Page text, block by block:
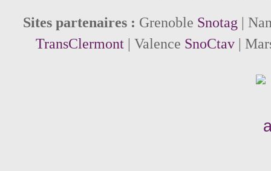
Sites partenaires : Grenoble Snotag |
TransClermont| Valence SnoCtav|